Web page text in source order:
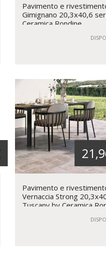
Pavimento e
Gimignano 20,3x40,6
Ceramica Rondine
Pavimento e
Vernaccia Strong
Tuscany by Ceramica